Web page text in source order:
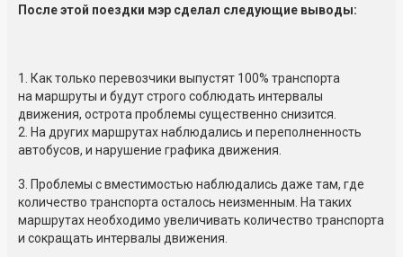
После этой поездки мэр сделал следующие выводы:
1. Как только перевозчики выпустят 100% транспорта
на маршруты и будут строго соблюдать интервалы
движения, острота проблемы существенно снизится.
2. На других маршрутах наблюдались и переполненность
автобусов, и нарушение графика движения.
3. Проблемы с вместимостью наблюдались даже там, где
количество транспорта осталось неизменным. На таких
маршрутах необходимо увеличивать количество транспорта
и сокращать интервалы движения.